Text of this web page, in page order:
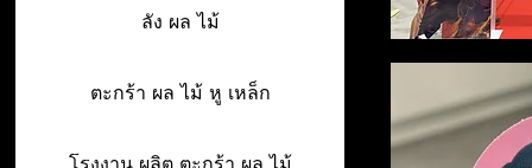
ลัง ผล ไม้
ตะกร้า ผล ไม้ หู เหล็ก